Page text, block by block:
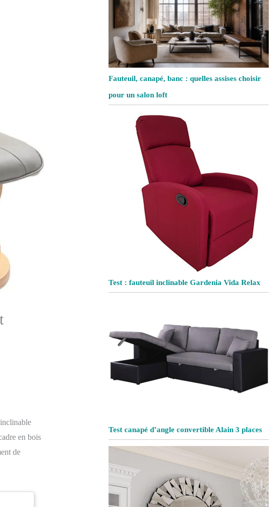
en bois
de
Fauteuil, canapé, banc : quelles assises choisir
pour un salon loft
Test : fauteuil inclinable Gardenia Vida Relax
Test canapé d’angle convertible Alain 3 places